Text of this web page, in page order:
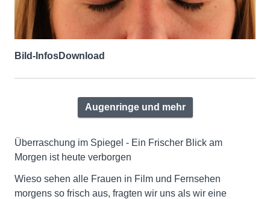
Bild-InfosDownload
Augenringe und mehr
Überraschung im Spiegel - Ein Frischer Blick am
Morgen ist heute verborgen
Wieso sehen alle Frauen in Film und Fernsehen
morgens so frisch aus, fragten wir uns als wir eine